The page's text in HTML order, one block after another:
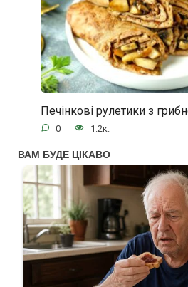
Печінкові рулетики з
0 1.2к.